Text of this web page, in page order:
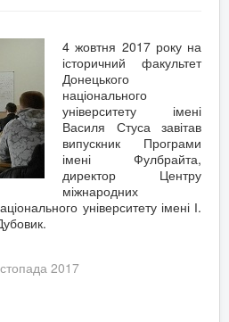
4 жовтня 2017 року на
історичний факультет
Донецького
національного
університету імені
Василя Стуса завітав
випускник Програми
імені Фулбрайта,
директор Центру
міжнародних
університету імені І.
2017